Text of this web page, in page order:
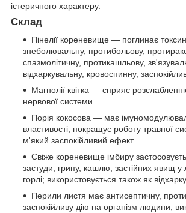
істеричного характеру.
Склад
Пінелії кореневище — поглинає
знеболювальну, протибольову,
спазмолітичну, протикашльову,
відхаркувальну, кровоспинну,
Магнолії квітка — сприяє
нервової системи.
Порія кокосова — має
властивості, покращує роботу травної
м'який заспокійливий ефект.
Свіже кореневище імбиру
застуди, грипу, кашлю, застійних явищ у
горлі; використовується також як
Перили листя має антисептичну,
заспокійливу дію на організм людини;